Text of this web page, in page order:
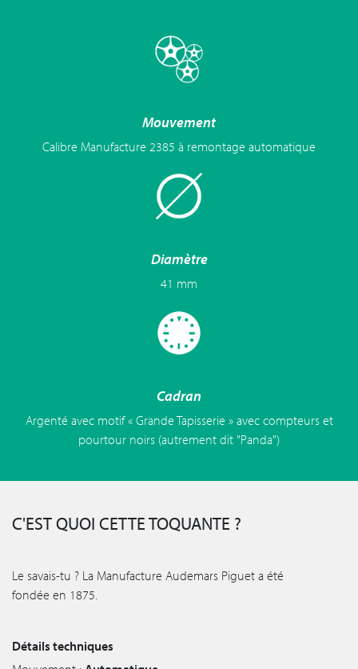
Mouvement
Calibre Manufacture 2385 à remontage automatique
Diamètre
41 mm
Cadran
Argenté avec motif « Grande Tapisserie » avec compteurs et
pourtour noirs (autrement dit "Panda")
C'EST QUOI CETTE TOQUANTE ?
Le savais-tu ? La Manufacture Audemars Piguet a été
fondée en 1875.
Détails techniques